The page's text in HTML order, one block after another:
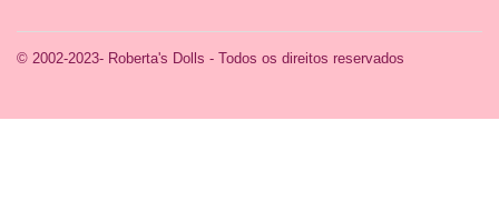
© 2002-2023- Roberta's Dolls - Todos os direitos reservados